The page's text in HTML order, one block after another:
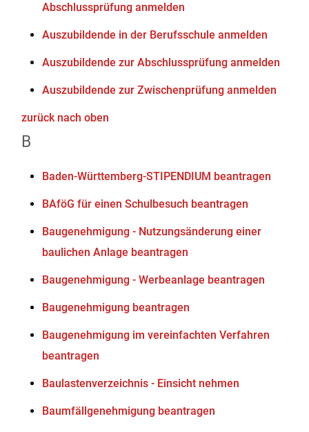
Abschlussprüfung anmelden
Auszubildende in der Berufsschule anmelden
Auszubildende zur Abschlussprüfung anmelden
Auszubildende zur Zwischenprüfung anmelden
zurück nach oben
B
Baden-Württemberg-STIPENDIUM beantragen
BAföG für einen Schulbesuch beantragen
Baugenehmigung - Nutzungsänderung einer
baulichen Anlage beantragen
Baugenehmigung - Werbeanlage beantragen
Baugenehmigung beantragen
Baugenehmigung im vereinfachten Verfahren
beantragen
Baulastenverzeichnis - Einsicht nehmen
Baumfällgenehmigung beantragen